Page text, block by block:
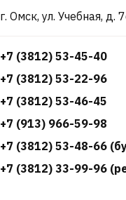
г. Омск, ул. Учебная, д.
+7 (3812) 53-45-40
+7 (3812) 53-22-96
+7 (3812) 53-46-45
+7 (913) 966-59-98
+7 (3812) 53-48-66
+7 (3812) 33-99-96